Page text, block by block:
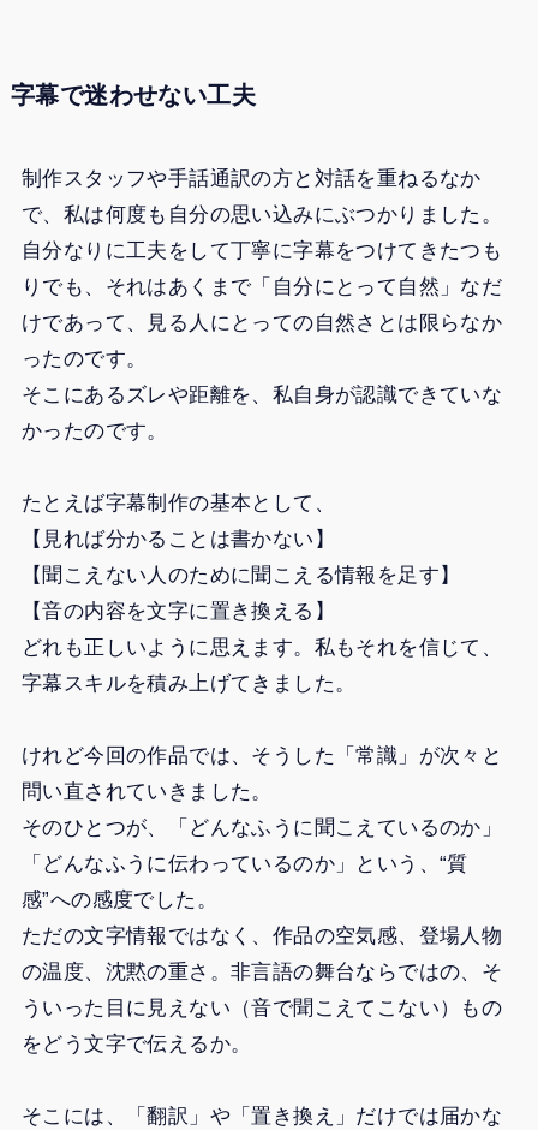
字幕で迷わせない工夫
制作スタッフや手話通訳の方と対話を重ねるなか
で、私は何度も自分の思い込みにぶつかりました。
自分なりに工夫をして丁寧に字幕をつけてきたつも
りでも、それはあくまで「自分にとって自然」なだ
けであって、見る人にとっての自然さとは限らなか
ったのです。
そこにあるズレや距離を、私自身が認識できていな
かったのです。
たとえば字幕制作の基本として、
【見れば分かることは書かない】
【聞こえない人のために聞こえる情報を足す】
【音の内容を文字に置き換える】
どれも正しいように思えます。私もそれを信じて、
字幕スキルを積み上げてきました。
けれど今回の作品では、そうした「常識」が次々と
問い直されていきました。
そのひとつが、「どんなふうに聞こえているのか」
「どんなふうに伝わっているのか」という、“質
感”への感度でした。
ただの文字情報ではなく、作品の空気感、登場人物
の温度、沈黙の重さ。非言語の舞台ならではの、そ
ういった目に見えない（音で聞こえてこない）もの
をどう文字で伝えるか。
そこには、「翻訳」や「置き換え」だけでは届かな